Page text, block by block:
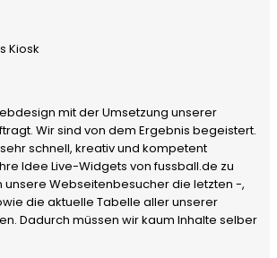
Kiosk
mit der Umsetzung unserer
Wir sind von dem Ergebnis begeistert.
schnell, kreativ und kompetent
Idee Live-Widgets von fussball.de zu
unsere Webseitenbesucher die letzten -,
die aktuelle Tabelle aller unserer
Dadurch müssen wir kaum Inhalte selber